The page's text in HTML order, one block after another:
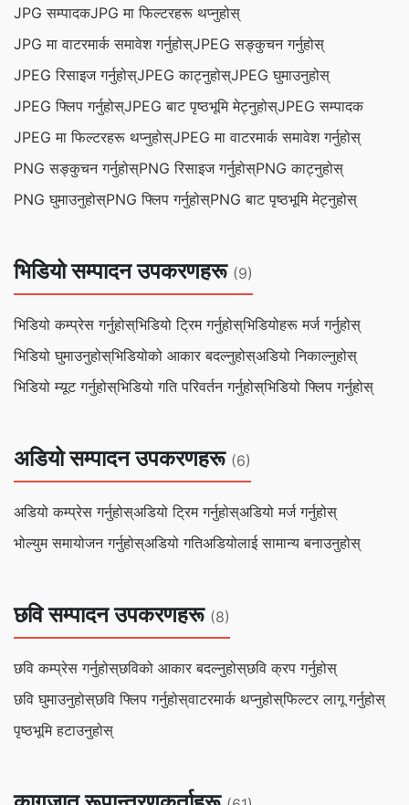
JPG सम्पादकJPG मा फिल्टरहरू थप्नुहोस्
JPG मा वाटरमार्क समावेश गर्नुहोस्JPEG सङ्कुचन गर्नुहोस्
JPEG रिसाइज गर्नुहोस्JPEG काट्नुहोस्JPEG घुमाउनुहोस्
JPEG फ्लिप गर्नुहोस्JPEG बाट पृष्ठभूमि मेट्नुहोस्JPEG सम्पादक
JPEG मा फिल्टरहरू थप्नुहोस्JPEG मा वाटरमार्क समावेश गर्नुहोस्
PNG सङ्कुचन गर्नुहोस्PNG रिसाइज गर्नुहोस्PNG काट्नुहोस्
PNG घुमाउनुहोस्PNG फ्लिप गर्नुहोस्PNG बाट पृष्ठभूमि मेट्नुहोस्
भिडियो सम्पादन उपकरणहरू (9)
भिडियो कम्प्रेस गर्नुहोस्भिडियो ट्रिम गर्नुहोस्भिडियोहरू मर्ज गर्नुहोस्
भिडियो घुमाउनुहोस्भिडियोको आकार बदल्नुहोस्अडियो निकाल्नुहोस्
भिडियो म्यूट गर्नुहोस्भिडियो गति परिवर्तन गर्नुहोस्भिडियो फ्लिप गर्नुहोस्
अडियो सम्पादन उपकरणहरू (6)
अडियो कम्प्रेस गर्नुहोस्अडियो ट्रिम गर्नुहोस्अडियो मर्ज गर्नुहोस्
भोल्युम समायोजन गर्नुहोस्अडियो गतिअडियोलाई सामान्य बनाउनुहोस्
छवि सम्पादन उपकरणहरू (8)
छवि कम्प्रेस गर्नुहोस्छविको आकार बदल्नुहोस्छवि क्रप गर्नुहोस्
छवि घुमाउनुहोस्छवि फ्लिप गर्नुहोस्वाटरमार्क थप्नुहोस्फिल्टर लागू गर्नुहोस्
पृष्ठभूमि हटाउनुहोस्